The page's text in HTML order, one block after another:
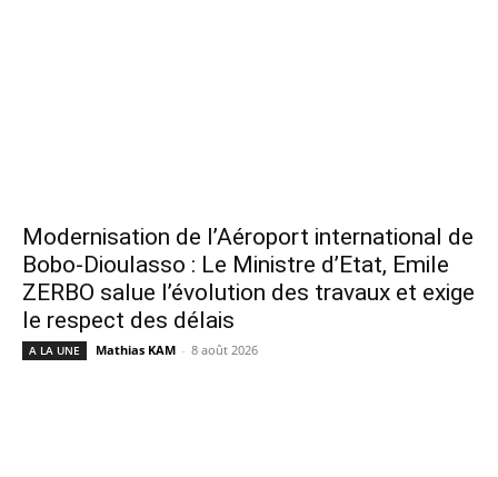
Modernisation de l’Aéroport international de
Bobo-Dioulasso : Le Ministre d’Etat, Emile
ZERBO salue l’évolution des travaux et exige
le respect des délais
A LA UNE Mathias KAM - 8 août 2026